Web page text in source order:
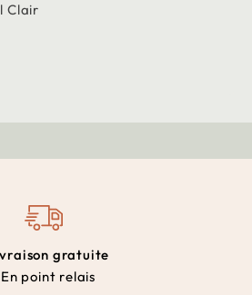
Clair
gratuite
En point relais